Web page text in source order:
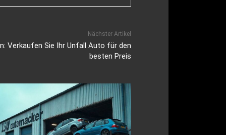
Nächster Artikel
Verkaufen Sie Ihr Unfall Auto für den
besten Preis